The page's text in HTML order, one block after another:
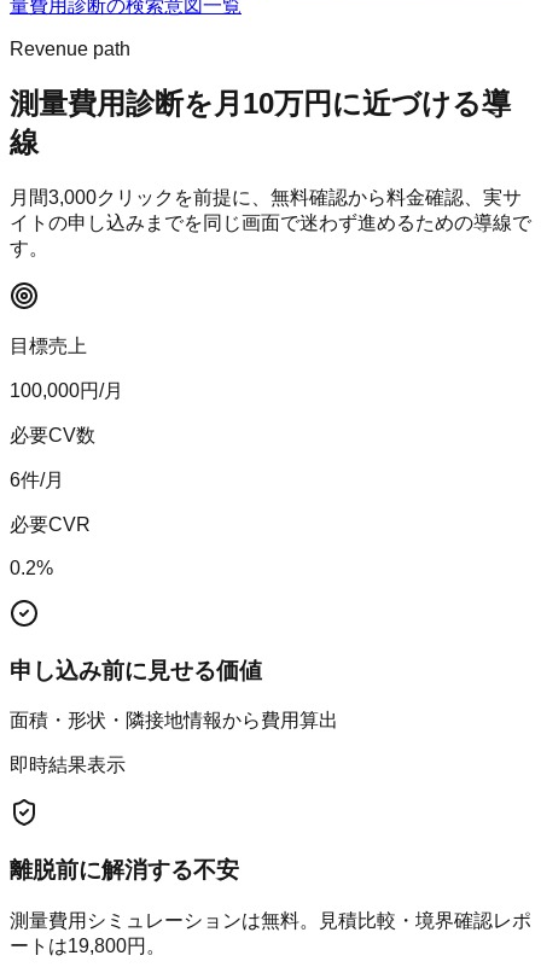
量費用診断の検索意図一覧
Revenue path
測量費用診断を月10万円に近づける導
線
月間3,000クリックを前提に、無料確認から料金確認、実サ
イトの申し込みまでを同じ画面で迷わず進めるための導線で
す。
目標売上
100,000円/月
必要CV数
6件/月
必要CVR
0.2%
申し込み前に見せる価値
面積・形状・隣接地情報から費用算出
即時結果表示
離脱前に解消する不安
測量費用シミュレーションは無料。見積比較・境界確認レポ
ートは19,800円。